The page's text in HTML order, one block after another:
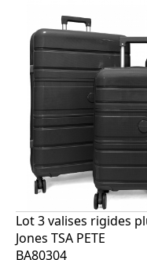
Lot 3 valises rigides
Jones TSA PETE
BA80304